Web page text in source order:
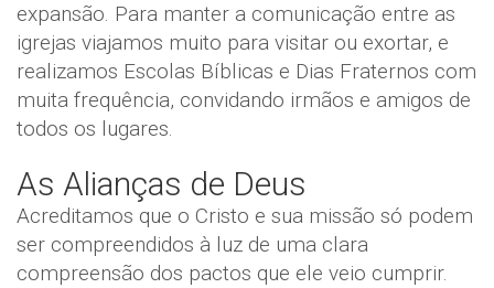
expansão. Para manter a comunicação entre as
igrejas viajamos muito para visitar ou exortar, e
realizamos Escolas Bíblicas e Dias Fraternos com
muita frequência, convidando irmãos e amigos de
todos os lugares.
As Alianças de Deus
Acreditamos que o Cristo e sua missão só podem
ser compreendidos à luz de uma clara
compreensão dos pactos que ele veio cumprir.